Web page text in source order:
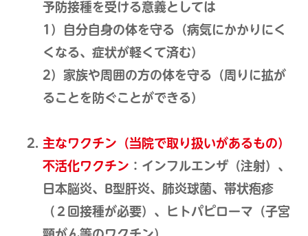
予防接種を受ける意義としては
1）自分自身の体を守る（病気にかかりにく
くなる、症状が軽くて済む）
2）家族や周囲の方の体を守る（周りに拡が
ることを防ぐことができる）
主なワクチン（当院で取り扱いがあるもの）
不活化ワクチン ：インフルエンザ（注射）、
日本脳炎、B型肝炎、肺炎球菌、帯状疱疹
（２回接種が必要）、ヒトパピローマ（子宮